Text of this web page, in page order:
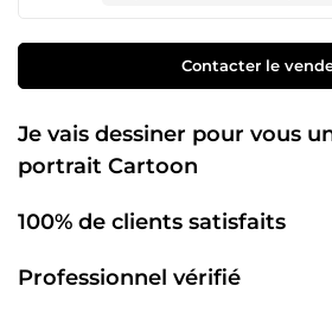
Contacter le
Je vais dessiner pour vous
portrait Cartoon
100% de clients satisfaits
Professionnel vérifié